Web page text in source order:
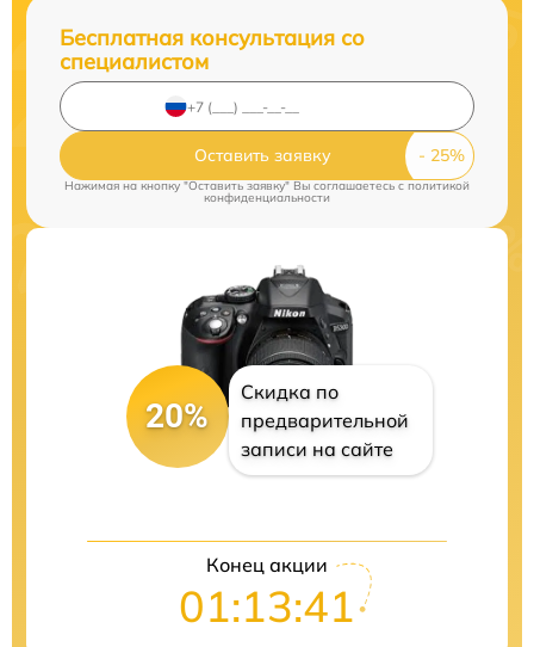
Бесплатная консультация со
специалистом
Оставить заявку
Нажимая на кнопку "Оставить заявку" Вы соглашаетесь cполитикой
конфиденциальности
20%
Скидка по
предварительной
записи на сайте
Конец акции
01:13:41